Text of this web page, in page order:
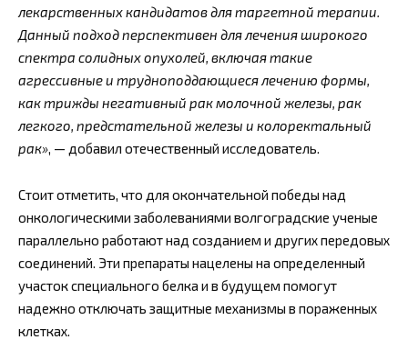
лекарственных кандидатов для таргетной терапии.
Данный подход перспективен для лечения широкого
спектра солидных опухолей, включая такие
агрессивные и трудноподдающиеся лечению формы,
как трижды негативный рак молочной железы, рак
легкого, предстательной железы и колоректальный
рак», — добавил отечественный исследователь.
Стоит отметить, что для окончательной победы над
онкологическими заболеваниями волгоградские ученые
параллельно работают над созданием и других передовых
соединений. Эти препараты нацелены на определенный
участок специального белка и в будущем помогут
надежно отключать защитные механизмы в пораженных
клетках.